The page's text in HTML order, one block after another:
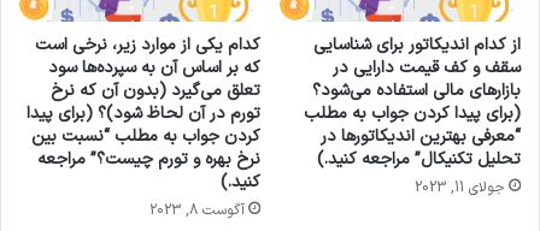
از کدام اندیکاتور برای شناسایی
سقف و کف قیمت دارایی در
بازارهای مالی استفاده می‌شود؟
(برای پیدا کردن جواب به مطلب
“معرفی بهترین اندیکاتورها در
تحلیل تکنیکال” مراجعه کنید.)
جولای 11, 2023
کدام یکی از موارد زیر، نرخی است
که بر اساس آن به سپرده‌ها سود
تعلق می‌گیرد (بدون آن که نرخ
تورم در آن لحاظ شود)؟ (برای پیدا
کردن جواب به مطلب “نسبت بین
نرخ بهره و تورم چیست؟” مراجعه
کنید.)
آگوست 8, 2023